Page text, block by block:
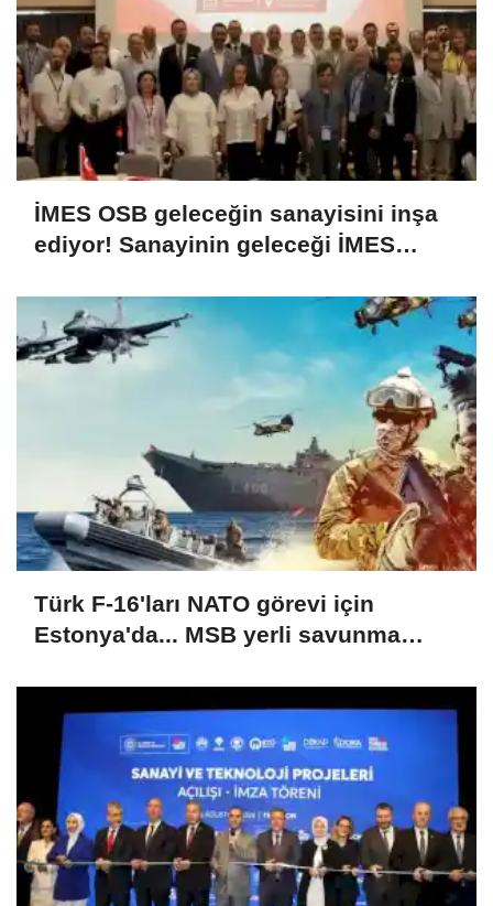
İMES OSB geleceğin sanayisini inşa
ediyor! Sanayinin geleceği İMES
Türk F-16'ları NATO görevi için
Estonya'da... MSB yerli savunma